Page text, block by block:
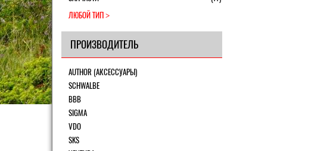
ЛЮБОЙ ТИП
ПРОИЗВОДИТЕЛЬ
AUTHOR (АКСЕССУАРЫ)
SCHWALBE
BBB
SIGMA
VDO
SKS